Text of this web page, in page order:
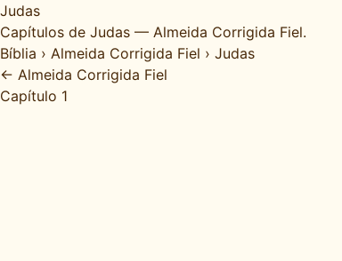
Judas
Capítulos de Judas — Almeida Corrigida Fiel.
Bíblia › Almeida Corrigida Fiel › Judas
← Almeida Corrigida Fiel
Capítulo 1